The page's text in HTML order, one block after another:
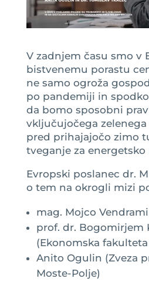
V zadnjem času smo v
bistvenemu porastu
ne samo ogroža
po pandemiji in
da bomo sposobni
vključujočega
pred prihajajočo zimo
tveganje za energetsko
Evropski poslanec dr.
o tem na okrogli mizi
mag. Mojco
prof. dr. Bogomirjem
(Ekonomska
Anito Ogulin (Zveza
Moste-Polje)